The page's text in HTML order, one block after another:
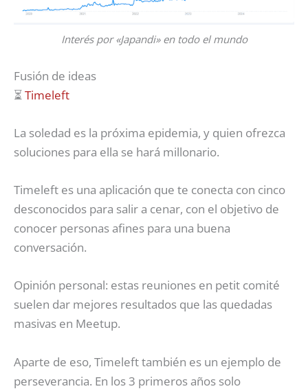
Interés por «Japandi» en todo el mundo
Fusión de ideas
⏳Timeleft
La soledad es la próxima epidemia, y quien ofrezca
soluciones para ella se hará millonario.
Timeleft es una aplicación que te conecta con cinco
desconocidos para salir a cenar, con el objetivo de
conocer personas afines para una buena
conversación.
Opinión personal: estas reuniones en petit comité
suelen dar mejores resultados que las quedadas
masivas en Meetup.
Aparte de eso, Timeleft también es un ejemplo de
perseverancia. En los 3 primeros años solo